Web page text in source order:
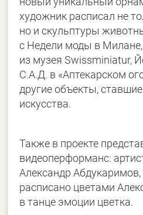
художник расписал не
но и скульптуры
с Недели моды в
из музея Swissminiatur,
С.А.Д. в «Аптекарском
другие объекты,
искусства.
Также в проекте
видеоперформанс:
Александр Абдукаримов,
расписано цветами
в танце эмоции цветка.